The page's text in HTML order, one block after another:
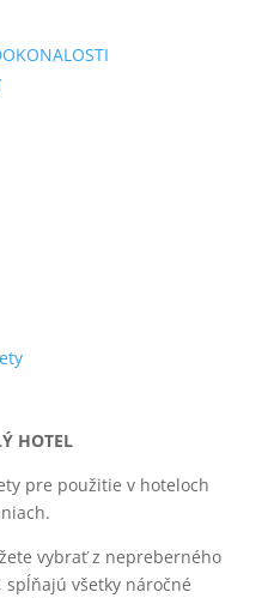
HOTEL
pre použitie v hoteloch
vybrať z nepreberného
spĺňajú všetky náročné